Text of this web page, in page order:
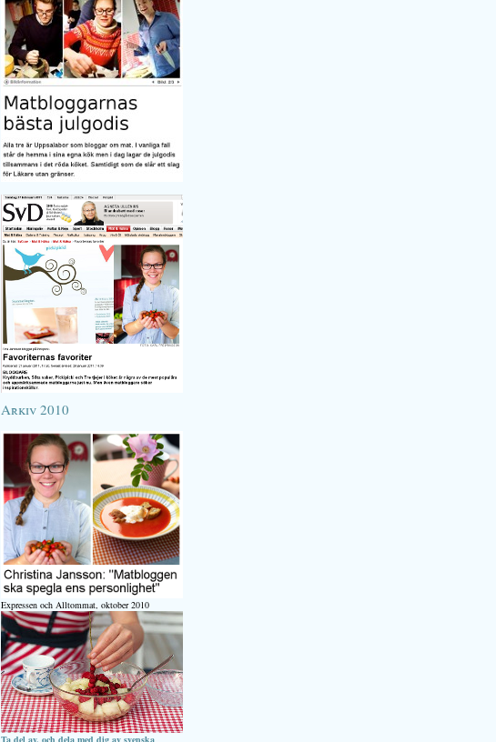
Arkiv 2010
Expressen och Alltommat, oktober 2010
Ta del av, och dela med dig av svenska